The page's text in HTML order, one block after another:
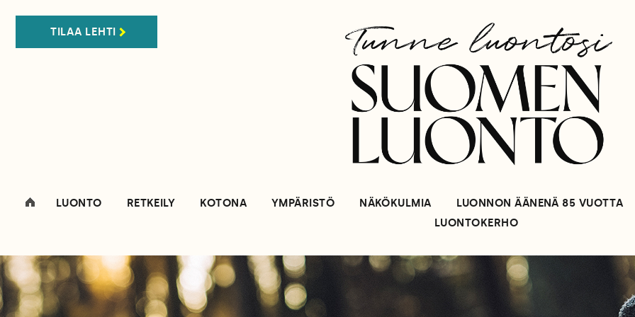
TILAA LEHTI
LUONTO RETKEILY KOTONA YMPÄRISTÖ NÄKÖKULMIA
LUONNON ÄÄNENÄ 85 VUOTTA
LUONTOKERHO